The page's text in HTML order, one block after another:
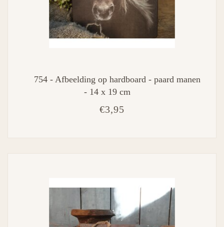
754 - Afbeelding op hardboard - paard manen
- 14 x 19 cm
€3,95